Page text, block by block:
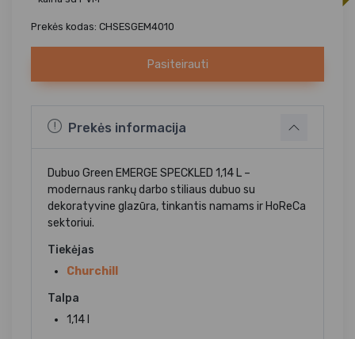
Prekės kodas: CHSESGEM4010
Pasiteirauti
Prekės informacija
Dubuo Green EMERGE SPECKLED 1,14 L –
modernaus rankų darbo stiliaus dubuo su
dekoratyvine glazūra, tinkantis namams ir HoReCa
sektoriui.
Tiekėjas
Churchill
Talpa
1,14 l